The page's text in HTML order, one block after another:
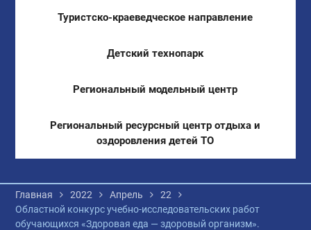
Туристско-краеведческое направление
Детский технопарк
Региональный модельный центр
Региональный ресурсный центр отдыха и
оздоровления детей ТО
Главная 2022 Апрель
22
Областной конкурс учебно-исследовательских работ
обучающихся «Здоровая еда — здоровый организм».